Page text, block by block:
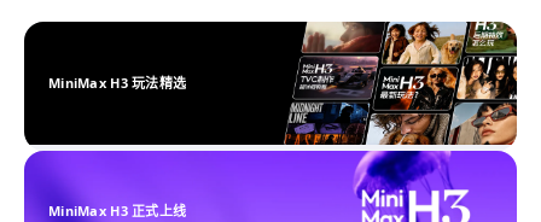
MiniMax H3 玩法精选
MiniMax H3 正式上线